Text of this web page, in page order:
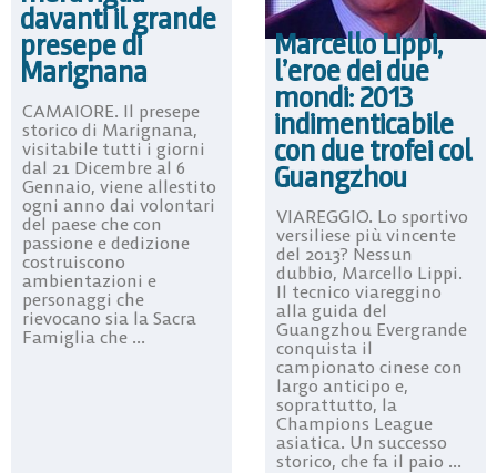
davanti il grande
presepe di
Marignana
CAMAIORE. Il presepe
storico di Marignana,
visitabile tutti i giorni
dal 21 Dicembre al 6
Gennaio, viene allestito
ogni anno dai volontari
del paese che con
passione e dedizione
costruiscono
ambientazioni e
personaggi che
rievocano sia la Sacra
Famiglia che ...
Marcello Lippi,
l’eroe dei due
mondi: 2013
indimenticabile
con due trofei col
Guangzhou
VIAREGGIO. Lo sportivo
versiliese più vincente
del 2013? Nessun
dubbio, Marcello Lippi.
Il tecnico viareggino
alla guida del
Guangzhou Evergrande
conquista il
campionato cinese con
largo anticipo e,
soprattutto, la
Champions League
asiatica. Un successo
storico, che fa il paio ...